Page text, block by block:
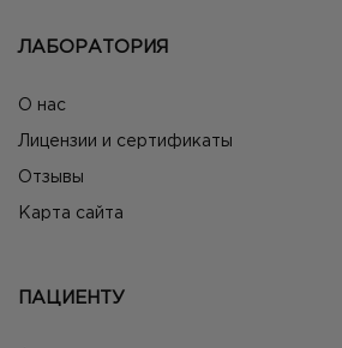
ЛАБОРАТОРИЯ
О нас
Лицензии и сертификаты
Отзывы
Карта сайта
ПАЦИЕНТУ